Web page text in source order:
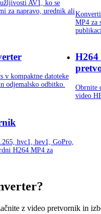
AV1, ko se
za napravo, urednik ali
MP4 za
v kompaktne datoteke
odjemalsko odbitko.
H264
Obrnite
video
hvc1, hev1, GoPro,
H264 MP4 za
z video pretvornik in